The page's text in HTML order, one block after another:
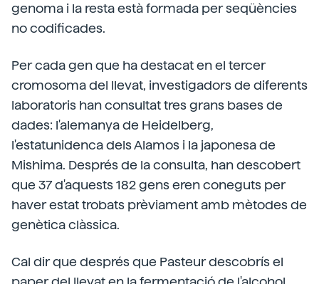
genoma i la resta està formada per seqüències
no codificades.
Per cada gen que ha destacat en el tercer
cromosoma del llevat, investigadors de diferents
laboratoris han consultat tres grans bases de
dades: l'alemanya de Heidelberg,
l'estatunidenca dels Alamos i la japonesa de
Mishima. Després de la consulta, han descobert
que 37 d'aquests 182 gens eren coneguts per
haver estat trobats prèviament amb mètodes de
genètica clàssica.
Cal dir que després que Pasteur descobrís el